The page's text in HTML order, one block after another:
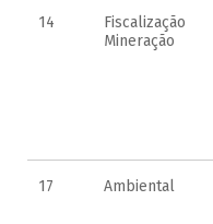
14
Fiscalização
Mineração
17 Ambiental